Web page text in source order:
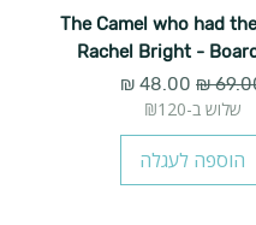
The Camel who had
Rachel Bright -
רגיל מחיר מבצע
שלוש ב-₪120
הוספה לעגלה